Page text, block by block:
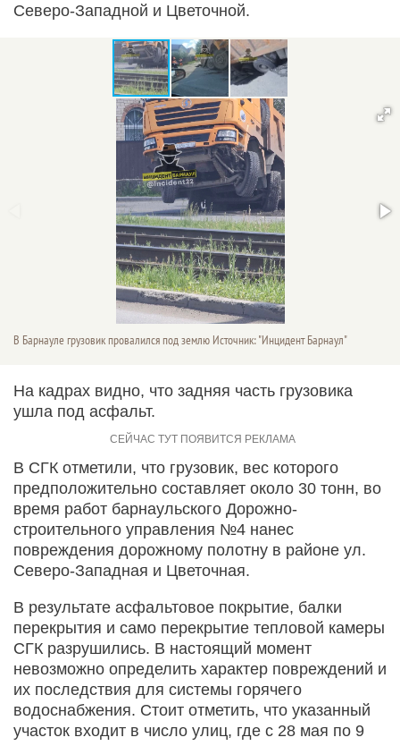
Северо-Западной и Цветочной.
В Барнауле грузовик провалился под землю Источник: "Инцидент Барнаул"
На кадрах видно, что задняя часть грузовика
ушла под асфальт.
В СГК отметили, что грузовик, вес которого
предположительно составляет около 30 тонн, во
время работ барнаульского Дорожно-
строительного управления №4 нанес
повреждения дорожному полотну в районе ул.
Северо-Западная и Цветочная.
В результате асфальтовое покрытие, балки
перекрытия и само перекрытие тепловой камеры
СГК разрушились. В настоящий момент
невозможно определить характер повреждений и
их последствия для системы горячего
водоснабжения. Стоит отметить, что указанный
участок входит в число улиц, где с 28 мая по 9